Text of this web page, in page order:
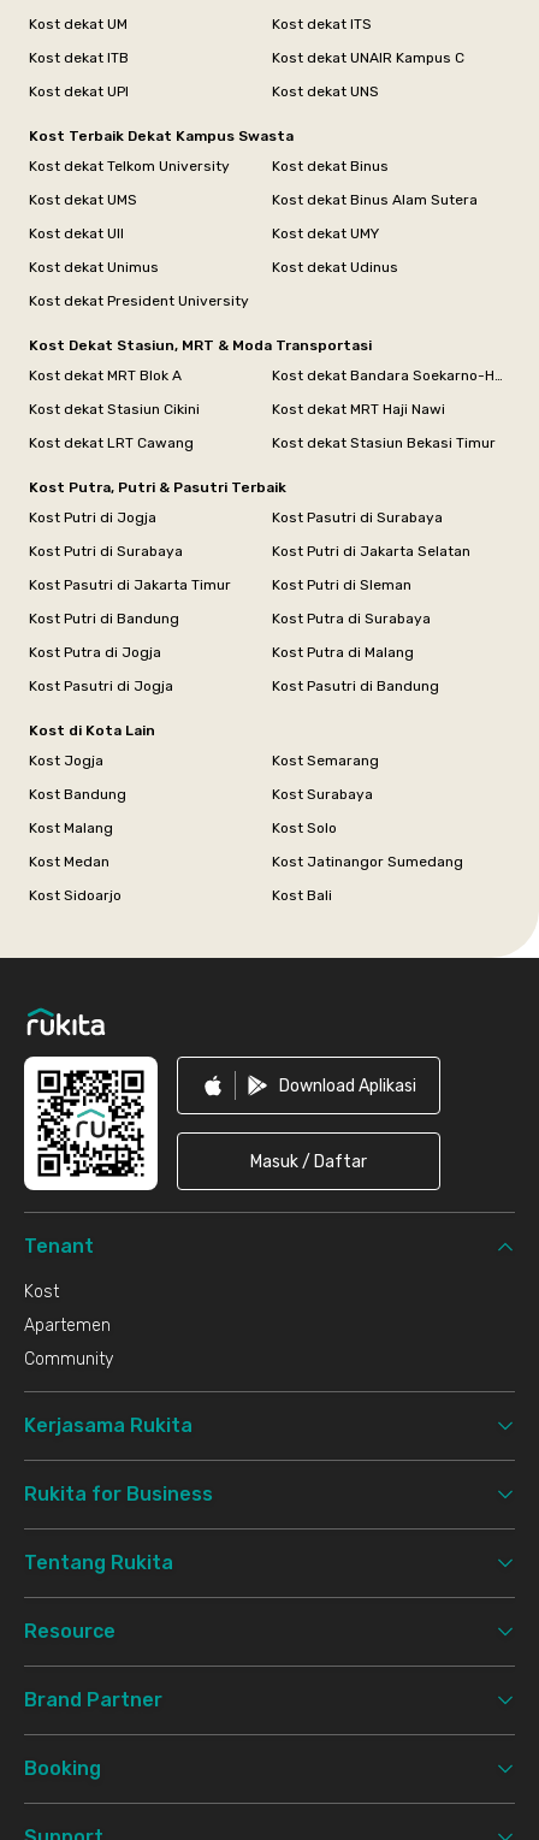
Kost dekat UM
Kost dekat ITS
Kost dekat ITB
Kost dekat UNAIR Kampus C
Kost dekat UPI
Kost dekat UNS
Kost Terbaik Dekat Kampus Swasta
Kost dekat Telkom University
Kost dekat Binus
Kost dekat UMS
Kost dekat Binus Alam Sutera
Kost dekat UII
Kost dekat UMY
Kost dekat Unimus
Kost dekat Udinus
Kost dekat President University
Kost Dekat Stasiun, MRT & Moda Transportasi
Kost dekat MRT Blok A
Kost dekat Bandara Soekarno-Hatta
Kost dekat Stasiun Cikini
Kost dekat MRT Haji Nawi
Kost dekat LRT Cawang
Kost dekat Stasiun Bekasi Timur
Kost Putra, Putri & Pasutri Terbaik
Kost Putri di Jogja
Kost Pasutri di Surabaya
Kost Putri di Surabaya
Kost Putri di Jakarta Selatan
Kost Pasutri di Jakarta Timur
Kost Putri di Sleman
Kost Putri di Bandung
Kost Putra di Surabaya
Kost Putra di Jogja
Kost Putra di Malang
Kost Pasutri di Jogja
Kost Pasutri di Bandung
Kost di Kota Lain
Kost Jogja
Kost Semarang
Kost Bandung
Kost Surabaya
Kost Malang
Kost Solo
Kost Medan
Kost Jatinangor Sumedang
Kost Sidoarjo
Kost Bali
Download Aplikasi
Masuk / Daftar
Tenant
Kost
Apartemen
Community
Kerjasama Rukita
Rukita for Business
Tentang Rukita
Resource
Brand Partner
Booking